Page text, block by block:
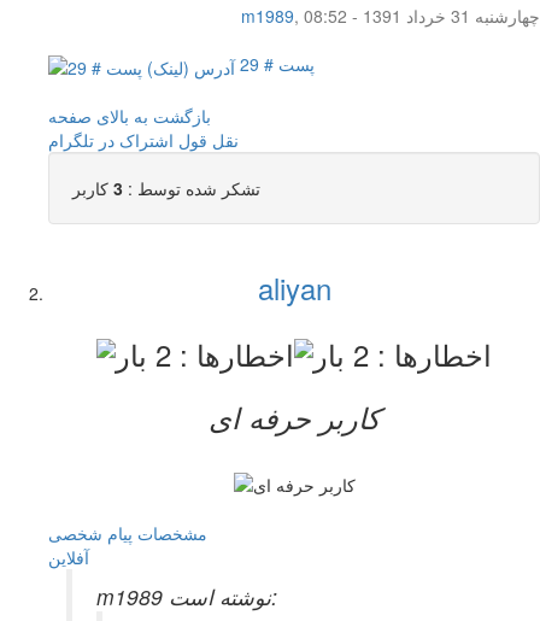
m1989,
چهار‌شنبه 31 خرداد 1391 - 08:52
پست # 29
بازگشت به بالای صفحه
نقل قول اشتراک در تلگرام
تشکر شده توسط : 3 کاربر
aliyan
کاربر حرفه ای
مشخصات پیام شخصی
آفلاين
m1989 نوشته است: